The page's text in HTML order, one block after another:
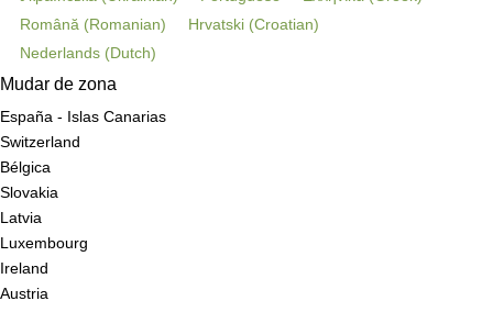
Română (Romanian) Hrvatski (Croatian)
Nederlands (Dutch)
Mudar de zona
España - Islas Canarias
Switzerland
Bélgica
Slovakia
Latvia
Luxembourg
Ireland
Austria